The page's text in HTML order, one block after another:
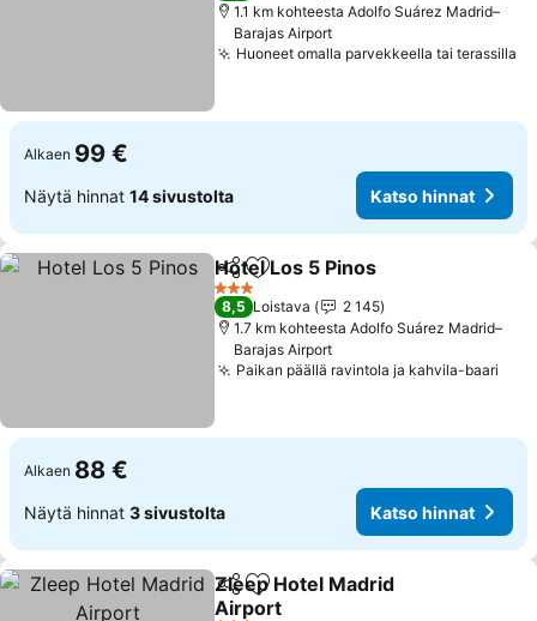
1.1 km kohteesta Adolfo Suárez Madrid–
Barajas Airport
Huoneet omalla parvekkeella tai terassilla
Alkaen 99 €
Näytä hinnat 14 sivustolta Katso hinnat
Jaa Lisää suosikkeihin
Hotel Los 5 Pinos
3 Tähtiluokitus
8,5 Loistava
2 145
1.7 km kohteesta Adolfo Suárez Madrid–
Barajas Airport
Paikan päällä ravintola ja kahvila-baari
Alkaen 88 €
Näytä hinnat 3 sivustolta Katso hinnat
Jaa Lisää suosikkeihin
Zleep Hotel Madrid
Airport